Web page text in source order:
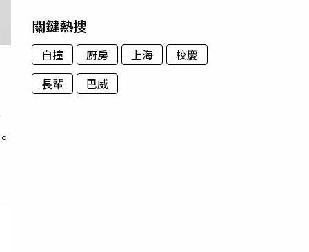
關鍵熱搜
自撞 廚房 上海
校慶
長輩
巴威